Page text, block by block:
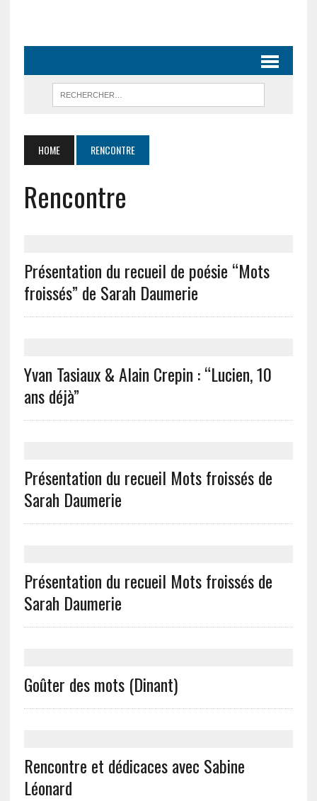
HOME RENCONTRE
Rencontre
Présentation du recueil de poésie “Mots
froissés” de Sarah Daumerie
Yvan Tasiaux & Alain Crepin : “Lucien, 10
ans déjà”
Présentation du recueil Mots froissés de
Sarah Daumerie
Présentation du recueil Mots froissés de
Sarah Daumerie
Goûter des mots (Dinant)
Rencontre et dédicaces avec Sabine
Léonard